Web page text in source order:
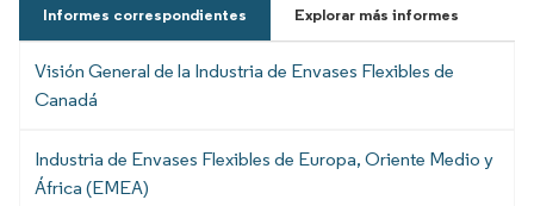
Informes correspondientes Explorar más informes
Visión General de la Industria de Envases Flexibles de
Canadá
Industria de Envases Flexibles de Europa, Oriente Medio y
África (EMEA)